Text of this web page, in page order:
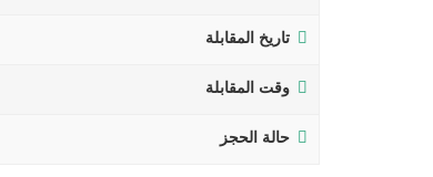
تاريخ المقابلة
وقت المقابلة
حالة الحجز